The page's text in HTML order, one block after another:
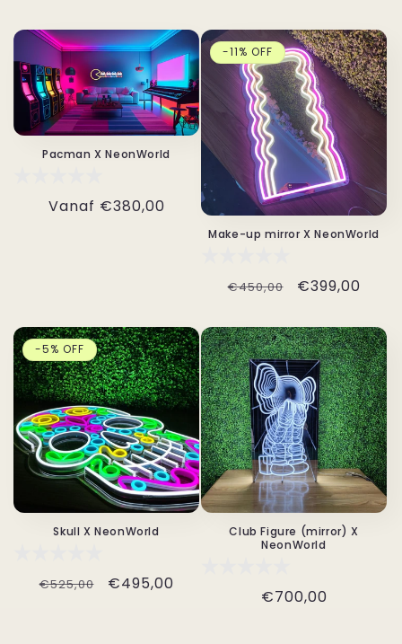
Pacman X NeonWorld
Normale
Vanaf €380,00
-11% OFF
Make-up mirror X NeonWorld
Normale
€450,00 €399,00
-5% OFF
Skull X NeonWorld
Normale
€525,00 Aanbiedingsprijs
€495,00
Club Figure (mirror) X
NeonWorld
Normale
€700,00